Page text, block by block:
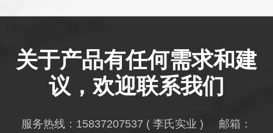
关于产品有任何需求和建
议，欢迎联系我们
服务热线： 15837207537 ( 李氏实业 ) 邮箱：